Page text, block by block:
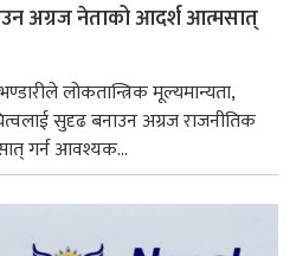
अग्रज नेताको आदर्श आत्मसात्
भण्डारीले लोकतान्त्रिक मूल्यमान्यता,
सुदृढ बनाउन अग्रज राजनीतिक
गर्न आवश्यक...